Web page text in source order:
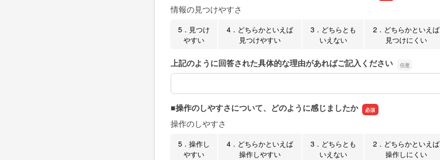
情報の見つけやすさ
5．見つけ
やすい
4．どちらかといえば
見つけやすい
3．どちらとも
いえない
2．どちらかといえば
見つけにくい
上記のように回答された具体的な理由があればご記入ください
上記のように回答された具体的な理由があればご記入ください
■操作のしやすさについて、どのように感じましたか
操作のしやすさ
5．操作し
やすい
4．どちらかといえば
操作しやすい
3．どちらとも
いえない
2．どちらかといえば
操作しにくい